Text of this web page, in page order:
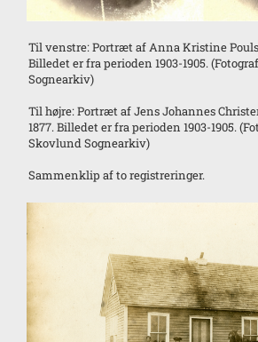
Til venstre: Portræt af Anna Kristine
Billedet er fra perioden 1903-1905.
Sognearkiv)
Til højre: Portræt af Jens Johannes
1877. Billedet er fra perioden 1903-1905.
Skovlund Sognearkiv)
Sammenklip af to registreringer.